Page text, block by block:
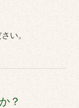
い。
？